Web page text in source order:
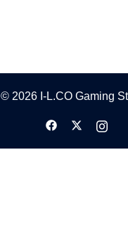
© 2026 I-L.CO Gaming